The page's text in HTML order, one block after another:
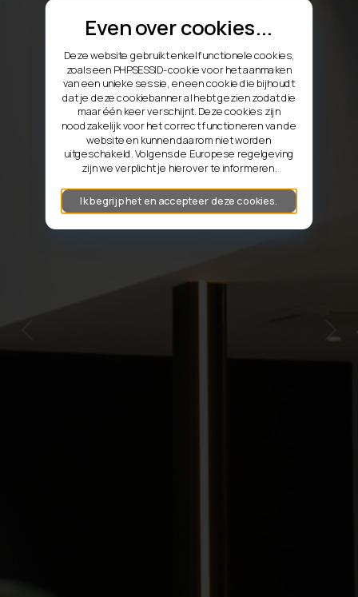
Next
Even over cookies...
Deze website gebruikt enkel functionele cookies,
zoals een PHPSESSID-cookie voor het aanmaken
van een unieke sessie, en een cookie die bijhoudt
dat je deze cookiebanner al hebt gezien zodat die
maar één keer verschijnt. Deze cookies zijn
noodzakelijk voor het correct functioneren van de
website en kunnen daarom niet worden
uitgeschakeld. Volgens de Europese regelgeving
zijn we verplicht je hierover te informeren.
Ik begrijp het en accepteer deze cookies.